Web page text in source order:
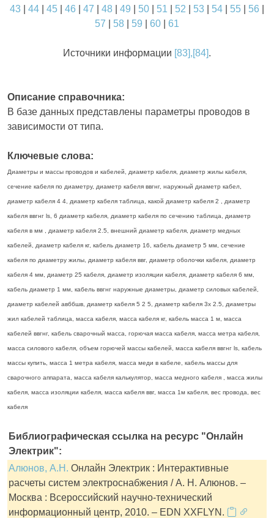
43 44 45 46 47 48 49 50 51 52 53 54 55 56
57
58 59 60 61
Источники информации [83],[84].
Описание справочника:
В базе данных представлены параметры проводов в
зависимости от типа.
Ключевые слова:
Диаметры и массы проводов и кабелей, диаметр кабеля, диаметр жилы кабеля,
сечение кабеля по диаметру, диаметр кабеля ввгнг, наружный диаметр кабел,
диаметр кабеля 4 4, диаметр кабеля таблица, какой диаметр кабеля 2 , диаметр
кабеля ввгнг ls, 6 диаметр кабеля, диаметр кабеля по сечению таблица, диаметр
кабеля в мм , диаметр кабеля 2.5, внешний диаметр кабеля, диаметр медных
кабелей, диаметр кабеля кг, кабель диаметр 16, кабель диаметр 5 мм, сечение
кабеля по диаметру жилы, диаметр кабеля ввг, диаметр оболочки кабеля, диаметр
кабеля 4 мм, диаметр 25 кабеля, диаметр изоляции кабеля, диаметр кабеля 6 мм,
кабель диаметр 1 мм, кабель ввгнг наружные диаметры, диаметр силовых кабелей,
диаметр кабелей авббшв, диаметр кабеля 5 2 5, диаметр кабеля 3х 2.5, диаметры
жил кабелей таблица, масса кабеля, масса кабеля кг, кабель масса 1 м, масса
кабелей ввгнг, кабель сварочный масса, горючая масса кабеля, масса метра кабеля,
масса силового кабеля, объем горючей массы кабелей, масса кабеля ввгнг ls, кабель
массы купить, масса 1 метра кабеля, масса меди в кабеле, кабель массы для
сварочного аппарата, масса кабеля калькулятор, масса медного кабеля , масса жилы
кабеля, масса изоляции кабеля, масса кабеля ввг, масса 1м кабеля, вес провода, вес
кабеля
Библиографическая ссылка на ресурс "Онлайн
Электрик":
Алюнов, А.Н. Онлайн Электрик : Интерактивные
расчеты систем электроснабжения / А. Н. Алюнов. –
Москва : Всероссийский научно-технический
информационный центр, 2010. – EDN XXFLYN.